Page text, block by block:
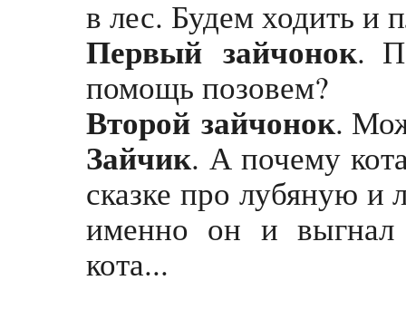
в лес. Будем ходить и
Первый зайчонок.
помощь позовем?
Второй зайчонок.
Зайчик. А почему
сказке про лубяную
именно он и выгнал
кота...